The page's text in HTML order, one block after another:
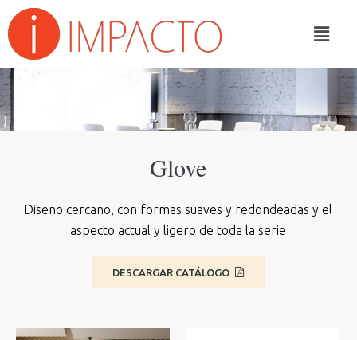
Glove
Diseño cercano, con formas suaves y redondeadas y el
aspecto actual y ligero de toda la serie
DESCARGAR CATÁLOGO